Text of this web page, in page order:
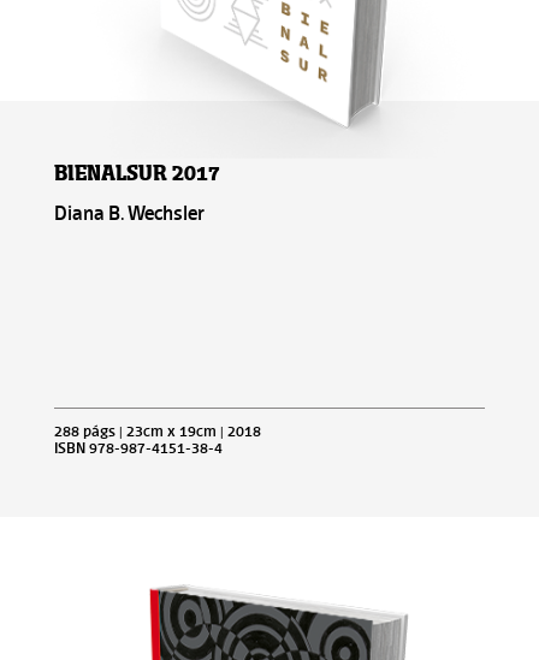
BIENALSUR 2017
Diana B. Wechsler
288 págs | 23cm x 19cm | 2018
ISBN 978-987-4151-38-4